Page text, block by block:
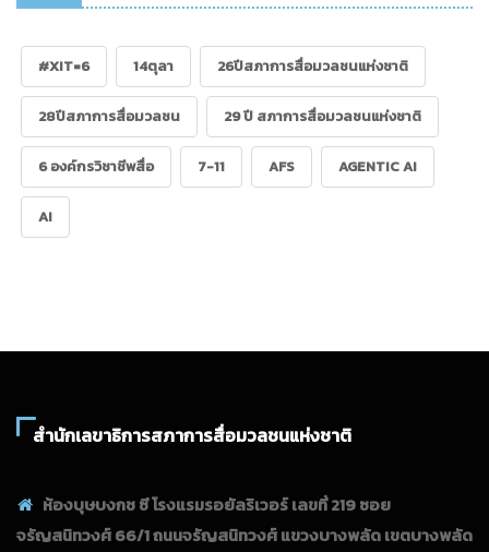
#XIT=6 14ตุลา 26ปีสภาการสื่อมวลชนแห่งชาติ
28ปีสภาการสื่อมวลชน 29 ปี สภาการสื่อมวลชนแห่งชาติ
6 องค์กรวิชาชีพสื่อ 7-11 AFS AGENTIC AI
AI
สำนักเลขาธิการสภาการสื่อมวลชนแห่งชาติ
ห้องบุษบงกช ซี โรงแรมรอยัลริเวอร์ เลขที่ 219 ซอย
จรัญสนิทวงศ์ 66/1 ถนนจรัญสนิทวงศ์ แขวงบางพลัด เขตบางพลัด